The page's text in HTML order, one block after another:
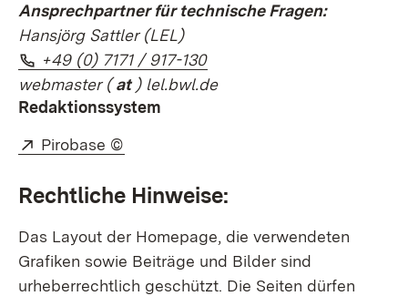
Ansprechpartner für technische Fragen:
Hansjörg Sattler (LEL)
Telefon:
+49 (0) 7171 / 917-130(Öffnet in neuem Fenster)
webmaster(at) lel.bwl.de
Redaktionssystem
Extern:
Pirobase ©
Rechtliche Hinweise:
Das Layout der Homepage, die verwendeten
Grafiken sowie Beiträge und Bilder sind
urheberrechtlich geschützt. Die Seiten dürfen